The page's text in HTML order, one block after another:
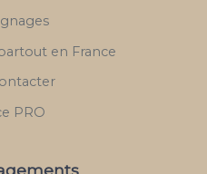
en France
PRO